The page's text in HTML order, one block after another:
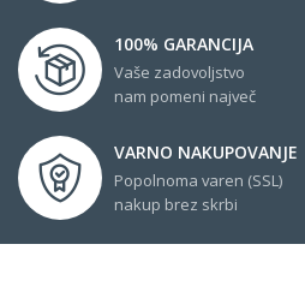
100% GARANCIJA
Vaše zadovoljstvo
nam pomeni največ
VARNO NAKUPOVANJE
Popolnoma varen (SSL)
nakup brez skrbi